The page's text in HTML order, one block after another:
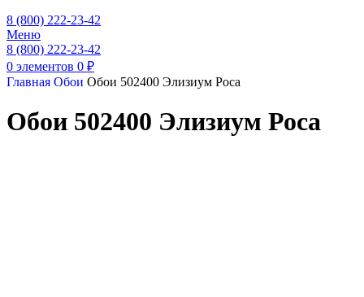
8 (800) 222-23-42
Меню
8 (800) 222-23-42
0 элементов 0 ₽
Главная Обои Обои 502400 Элизиум Роса
Обои 502400 Элизиум Роса